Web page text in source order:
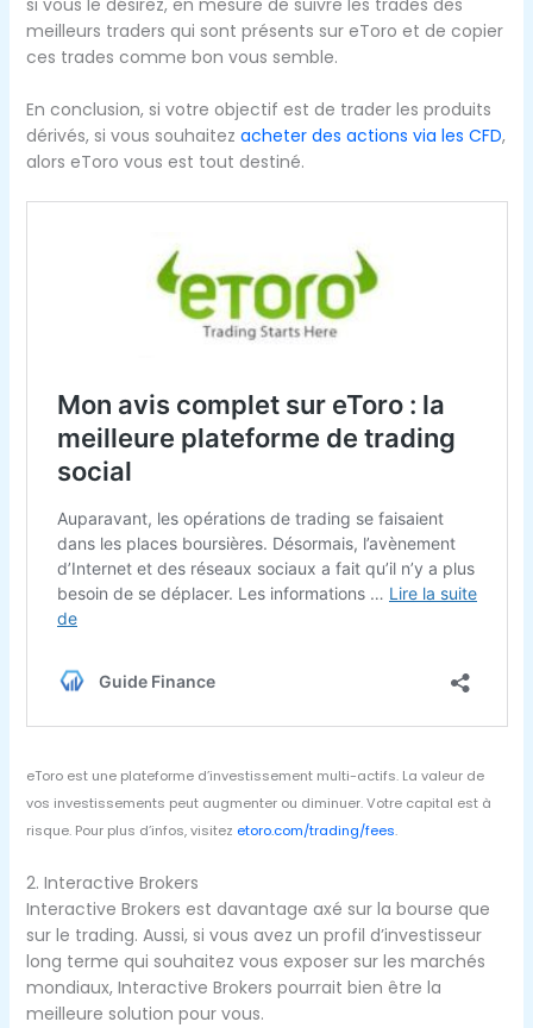
meilleurs traders qui sont présents sur eToro et de copier
ces trades comme bon vous semble.
En conclusion, si votre objectif est de trader les produits
dérivés, si vous souhaitez acheter des actions via les CFD,
alors eToro vous est tout destiné.
eToro est une plateforme d’investissement multi-actifs. La valeur de
vos investissements peut augmenter ou diminuer. Votre capital est à
risque. Pour plus d’infos, visitez etoro.com/trading/fees.
2. Interactive Brokers
Interactive Brokers est davantage axé sur la bourse que
sur le trading. Aussi, si vous avez un profil d’investisseur
long terme qui souhaitez vous exposer sur les marchés
mondiaux, Interactive Brokers pourrait bien être la
meilleure solution pour vous.